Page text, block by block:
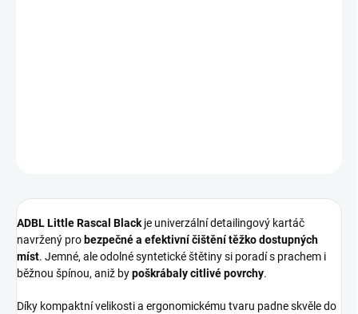
ADBL Little Rascal Blackje univerzální detailingový kartáč
navržený pro bezpečné a efektivní čištění těžko dostupných
míst. Jemné, ale odolné syntetické štětiny si poradí s prachem i
běžnou špínou, aniž bypoškrábaly citlivé povrchy.
Díky kompaktní velikosti a ergonomickému tvaru padne skvěle do